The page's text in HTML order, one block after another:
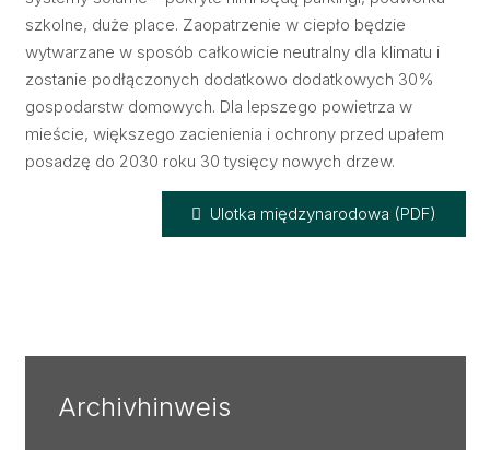
szkolne, duże place. Zaopatrzenie w ciepło będzie
wytwarzane w sposób całkowicie neutralny dla klimatu i
zostanie podłączonych dodatkowo dodatkowych 30%
gospodarstw domowych. Dla lepszego powietrza w
mieście, większego zacienienia i ochrony przed upałem
posadzę do 2030 roku 30 tysięcy nowych drzew.
Ulotka międzynarodowa (PDF)
Archivhinweis